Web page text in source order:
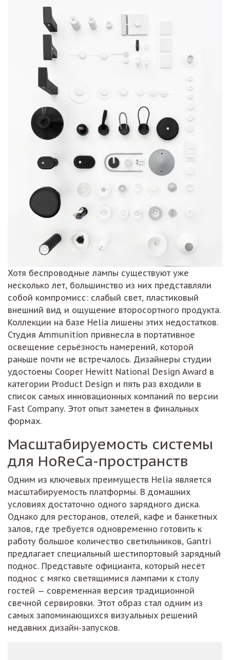
Хотя беспроводные лампы существуют уже
несколько лет, большинство из них представляли
собой компромисс: слабый свет, пластиковый
внешний вид и ощущение второсортного продукта.
Коллекции на базе Helia лишены этих недостатков.
Студия Ammunition привнесла в портативное
освещение серьёзность намерений, которой
раньше почти не встречалось. Дизайнеры студии
удостоены Cooper Hewitt National Design Award в
категории Product Design и пять раз входили в
список самых инновационных компаний по версии
Fast Company. Этот опыт заметен в финальных
формах.
Масштабируемость системы
для HoReCa-пространств
Одним из ключевых преимуществ Helia является
масштабируемость платформы. В домашних
условиях достаточно одного зарядного диска.
Однако для ресторанов, отелей, кафе и банкетных
залов, где требуется одновременно готовить к
работу большое количество светильников, Gantri
предлагает специальный шестипортовый зарядный
поднос. Представьте официанта, который несёт
поднос с мягко светящимися лампами к столу
гостей — современная версия традиционной
свечной сервировки. Этот образ стал одним из
самых запоминающихся визуальных решений
недавних дизайн-запусков.